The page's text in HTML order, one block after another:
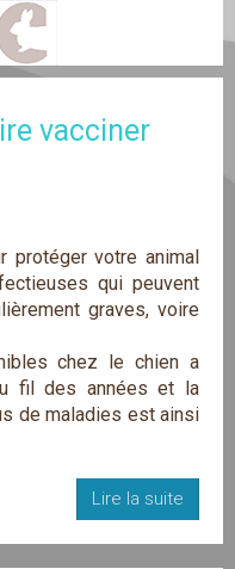
vacciner
protéger votre animal
qui peuvent
graves, voire
chez le chien a
fil des années et la
de maladies est ainsi
Lire la suite